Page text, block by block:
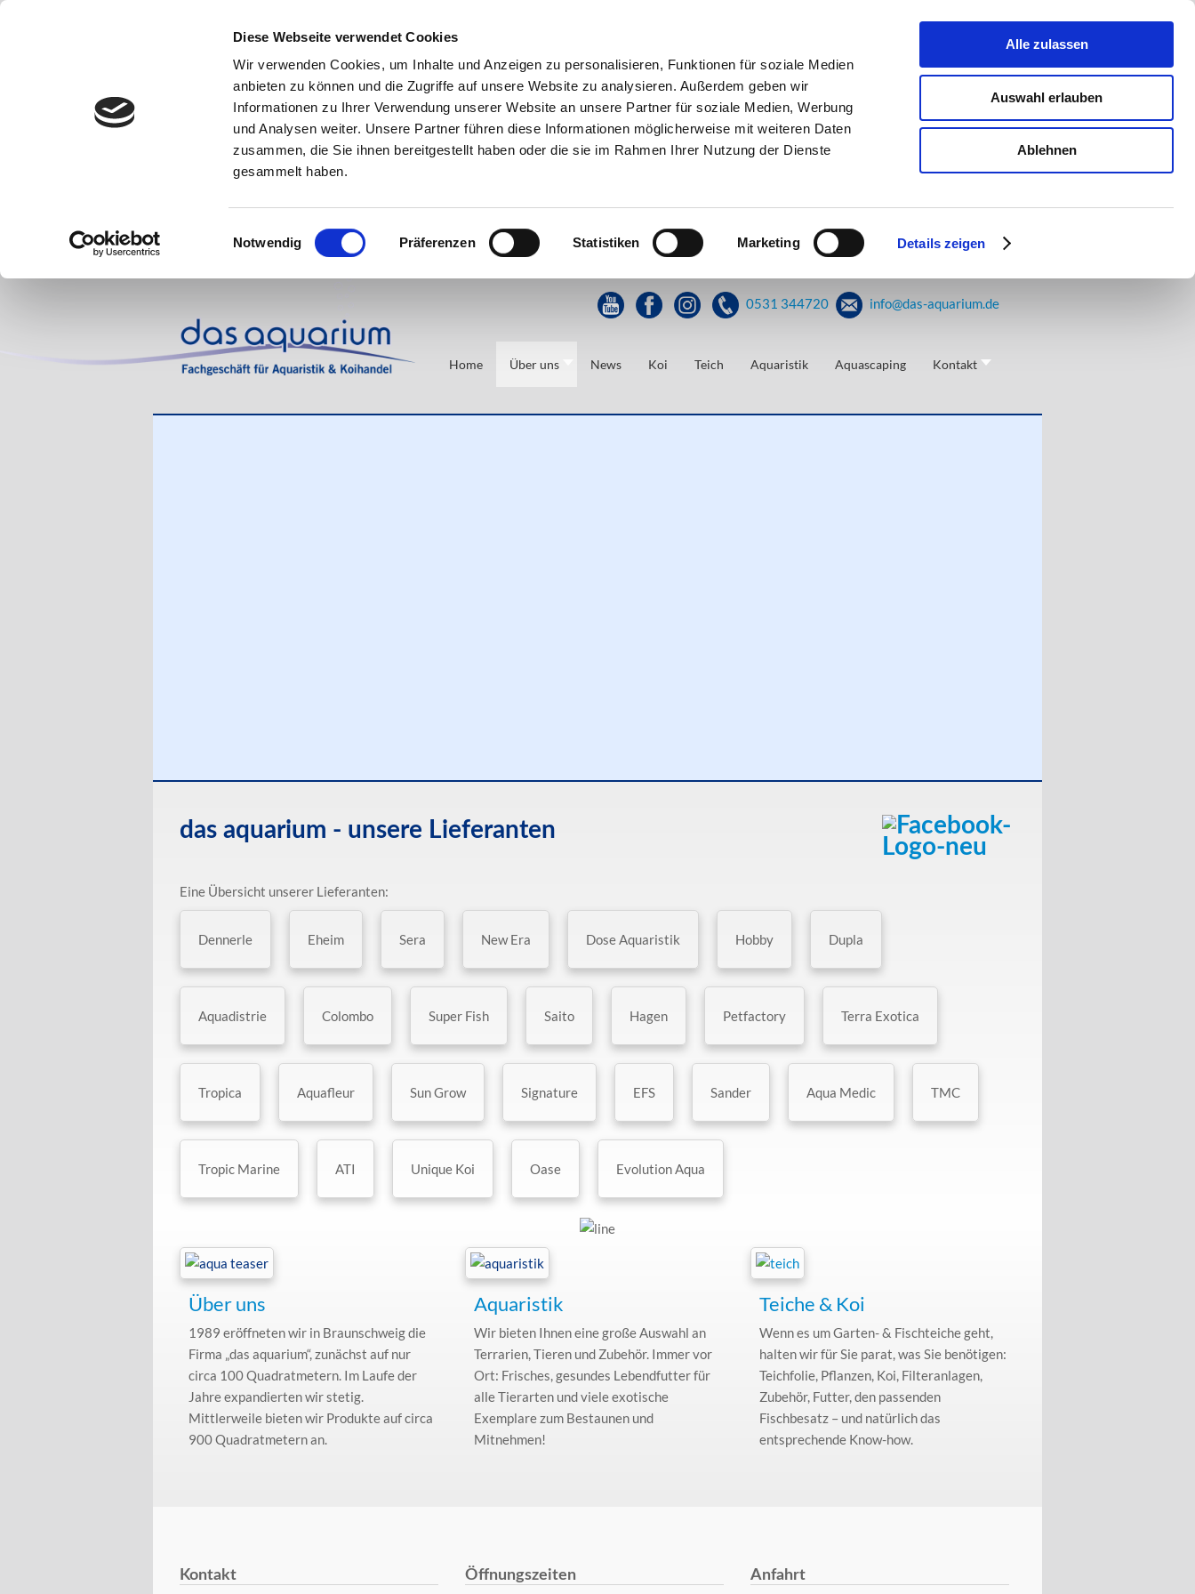
Diese Webseite verwendet Cookies
Wir verwenden Cookies, um Inhalte und Anzeigen zu personalisieren, Funktionen für soziale Medien
anbieten zu können und die Zugriffe auf unsere Website zu analysieren. Außerdem geben wir
Informationen zu Ihrer Verwendung unserer Website an unsere Partner für soziale Medien, Werbung
und Analysen weiter. Unsere Partner führen diese Informationen möglicherweise mit weiteren Daten
zusammen, die Sie ihnen bereitgestellt haben oder die sie im Rahmen Ihrer Nutzung der Dienste
gesammelt haben.
Einwilligungsauswahl
Notwendig Präferenzen Statistiken Marketing Details zeigen
Alle zulassen
Auswahl erlauben
Ablehnen
info@das-aquarium.de
0531 344720
Home Über uns News Koi Teich Aquaristik Aquascaping Kontakt
das aquarium - unsere Lieferanten
Eine Übersicht unserer Lieferanten:
Dennerle Eheim Sera New Era Dose Aquaristik Hobby Dupla
Aquadistrie Colombo Super Fish Saito Hagen Petfactory Terra Exotica
Tropica Aquafleur Sun Grow Signature EFS Sander Aqua Medic TMC
Tropic Marine ATI Unique Koi Oase Evolution Aqua
Über uns
1989 eröffneten wir in Braunschweig die
Firma „das aquarium“, zunächst auf nur
circa 100 Quadratmetern. Im Laufe der
Jahre expandierten wir stetig.
Mittlerweile bieten wir Produkte auf circa
900 Quadratmetern an.
Aquaristik
Wir bieten Ihnen eine große Auswahl an
Terrarien, Tieren und Zubehör. Immer vor
Ort: Frisches, gesundes Lebendfutter für
alle Tierarten und viele exotische
Exemplare zum Bestaunen und
Mitnehmen!
Teiche & Koi
Wenn es um Garten- & Fischteiche geht,
halten wir für Sie parat, was Sie benötigen:
Teichfolie, Pflanzen, Koi, Filteranlagen,
Zubehör, Futter, den passenden
Fischbesatz – und natürlich das
entsprechende Know-how.
Kontakt Öffnungszeiten Anfahrt